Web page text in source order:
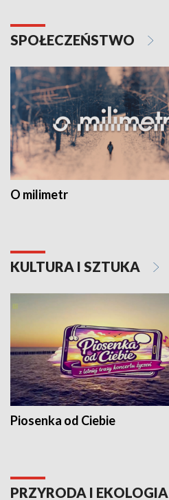
SPOŁECZEŃSTWO
O milimetr
KULTURA I SZTUKA
Piosenka od Ciebie
PRZYRODA I EKOLOGIA